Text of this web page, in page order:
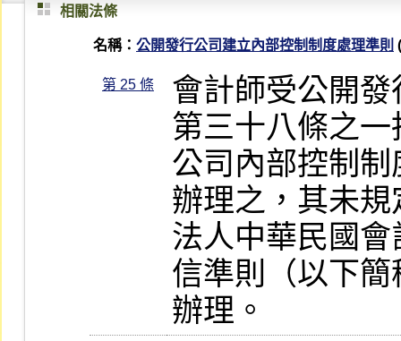
相關法條
名稱： 公開發行公司建立內部控制制度處理準則
第 25 條
會計師受公開
第三十八條之
公司內部控制
辦理之，其未
法人中華民國
信準則（以下
辦理。